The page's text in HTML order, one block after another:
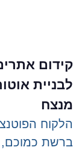
קידום
לבניית
מנצח
הלקוח
ברשת כמוכם,